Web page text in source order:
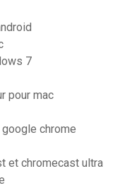
7
pour mac
chrome
et chromecast ultra